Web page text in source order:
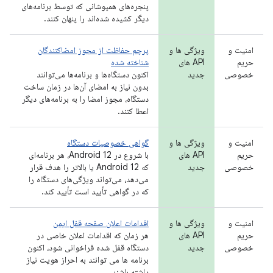
پنجره‌های همپوشانی که توسط برنامه‌های
دیگر کشیده شده‌اند را پنهان کنند.
امنیت و
حریم
خصوصی
ویژگی ها و
API های
جدید
پرچم حفاظت از مجوز امضاکنندگان
شناخته شده
اکنون دستگاه‌ها و برنامه‌ها می‌توانند
بدون نیاز به امضای آن‌ها در زمان ساخت
دستگاه، مجوز امضا را به برنامه‌های دیگر
اعطا کنند.
امنیت و
حریم
خصوصی
ویژگی ها و
API های
جدید
گواهی خصوصیات دستگاه
با شروع در Android 12، هر برنامه‌ای
که Android 12 یا بالاتر را هدف قرار
می‌دهد، می‌تواند ویژگی‌های دستگاه را
که در گواهی تأیید است تأیید کند.
امنیت و
حریم
خصوصی
ویژگی ها و
API های
جدید
اقدامات اعلان صفحه قفل ایمن
هر زمان که اقدامات اعلان خاصی در
دستگاه قفل شده فراخوانی شود، اکنون
برنامه ها می توانند به احراز هویت نیاز